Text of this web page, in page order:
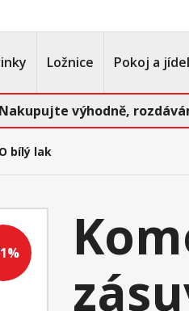
Ložnice Pokoj a
výhodně,
bílý lak